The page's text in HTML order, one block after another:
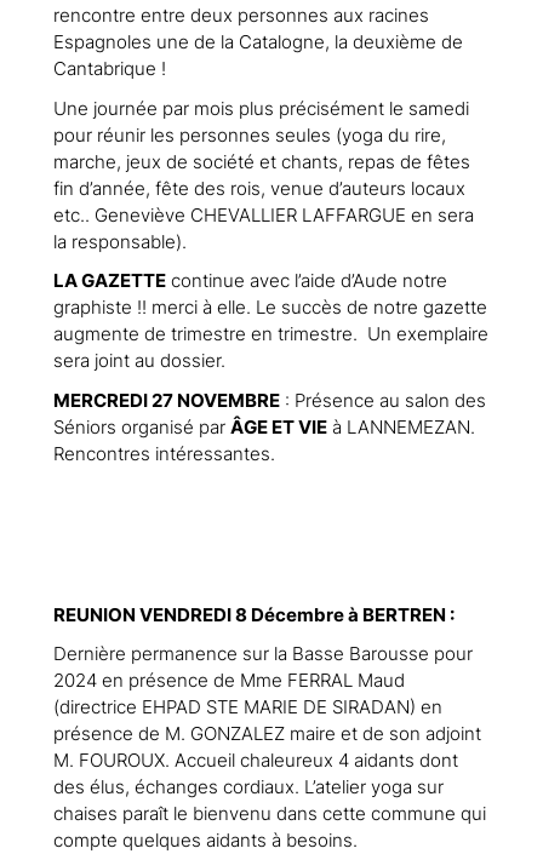
rencontre entre deux personnes aux racines
Espagnoles une de la Catalogne, la deuxième de
Cantabrique !
Une journée par mois plus précisément le samedi
pour réunir les personnes seules (yoga du rire,
marche, jeux de société et chants, repas de fêtes
fin d’année, fête des rois, venue d’auteurs locaux
etc.. Geneviève CHEVALLIER LAFFARGUE en sera
la responsable).
LA GAZETTEcontinue avec l’aide d’Aude notre
graphiste !! merci à elle. Le succès de notre gazette
augmente de trimestre en trimestre. Un exemplaire
sera joint au dossier.
MERCREDI 27 NOVEMBRE: Présence au salon des
Séniors organisé par ÂGE ET VIEà LANNEMEZAN.
Rencontres intéressantes.
REUNION VENDREDI 8 Décembre à BERTREN :
Dernière permanence sur la Basse Barousse pour
2024 en présence de Mme FERRAL Maud
(directrice EHPAD STE MARIE DE SIRADAN) en
présence de M. GONZALEZ maire et de son adjoint
M. FOUROUX. Accueil chaleureux 4 aidants dont
des élus, échanges cordiaux. L’atelier yoga sur
chaises paraît le bienvenu dans cette commune qui
compte quelques aidants à besoins.